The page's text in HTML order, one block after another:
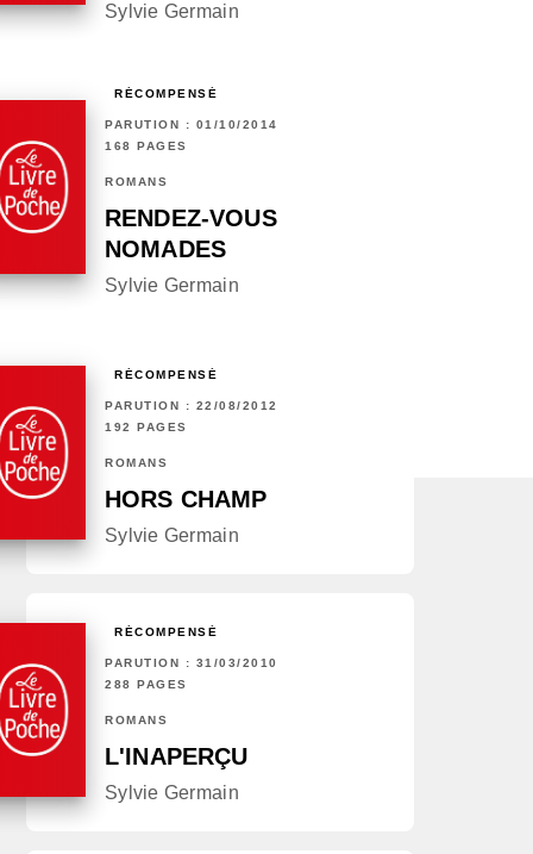
Sylvie Germain
RÉCOMPENSÉ
PARUTION : 01/10/2014
168 PAGES
ROMANS
RENDEZ-VOUS
NOMADES
Sylvie Germain
RÉCOMPENSÉ
PARUTION : 22/08/2012
192 PAGES
ROMANS
HORS CHAMP
Sylvie Germain
RÉCOMPENSÉ
PARUTION : 31/03/2010
288 PAGES
ROMANS
L'INAPERÇU
Sylvie Germain